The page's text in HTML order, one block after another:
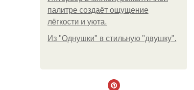
палитре создаёт ощущение
лёгкости и уюта.
Из "Однушки" в стильную "двушку".